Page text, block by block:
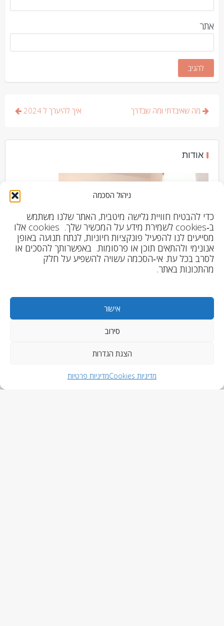
ניהול הסכמה
כדי להבטיח חוויית גלישה מיטבית, האתר שלנו משתמש
ב‑cookies לשמירת מידע על המכשיר שלך. cookies אלו
מסייעים לנו להפעיל פונקציות חיוניות, לנתח תנועה באופן
אנונימי ולהתאים תוכן או פרסומות. באפשרותך להסכים או
לסרב בכל עת. אי‑הסכמה עשויה להשפיע על חלק
מהתכונות באתר.
אישור
סירוב
הצגת הגדרות
מדיניות Cookies מדיניות פרטיות
אתר
ניווט איך להיערך ל 2024
אודות
שמי נירית. אמא בחינוך ביתי ומלווה אנשים בתהליכי ריפוי
מאז שאני זוכרת את עצמי, הצלחתי לעזור לסובבים אותי
למצוא את הכוחות ואת הטוב בחייהם. תמיד הייתה לי
שאני מתקשרת להם.